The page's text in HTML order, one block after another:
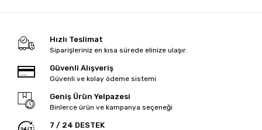
Hızlı Teslimat
Siparişleriniz en kısa sürede elinize ulaşır.
Güvenli Alışveriş
Güvenli ve kolay ödeme sistemi
Geniş Ürün Yelpazesi
Binlerce ürün ve kampanya seçeneği
7 / 24 DESTEK